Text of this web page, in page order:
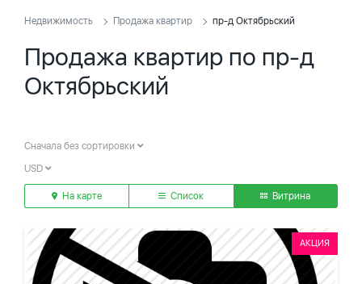
Недвижимость Продажа квартир пр-д Октябрьский
Продажа квартир по пр-д
Октябрьский
Сначала без сортировки
USD
На карте Список Витрина
АКЦИЯ